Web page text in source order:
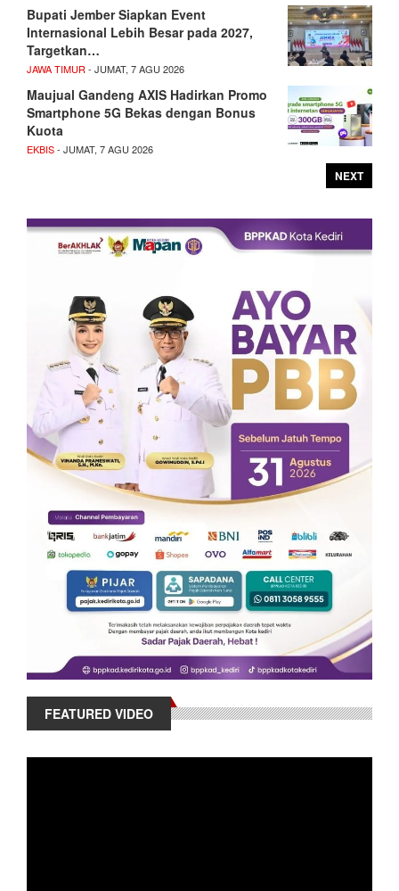
Bupati Jember Siapkan Event
Internasional Lebih Besar pada 2027,
Targetkan…
JAWA TIMUR - JUMAT, 7 AGU 2026
Maujual Gandeng AXIS Hadirkan Promo
Smartphone 5G Bekas dengan Bonus
Kuota
EKBIS- JUMAT, 7 AGU 2026
NEXT
FEATURED VIDEO